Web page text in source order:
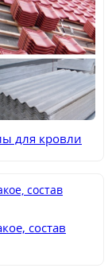
для кровли
состав